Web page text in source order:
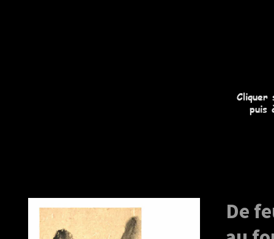
Cliquer
puis
De